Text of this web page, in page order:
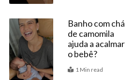
Bebê
Banho com chá
de camomila
ajuda a acalmar
o bebê?
1 Min read